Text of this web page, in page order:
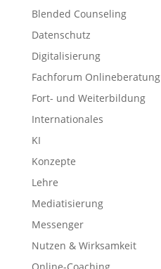
Blended Counseling
Datenschutz
Digitalisierung
Fachforum Onlineberatung
Fort- und Weiterbildung
Internationales
KI
Konzepte
Lehre
Mediatisierung
Messenger
Nutzen & Wirksamkeit